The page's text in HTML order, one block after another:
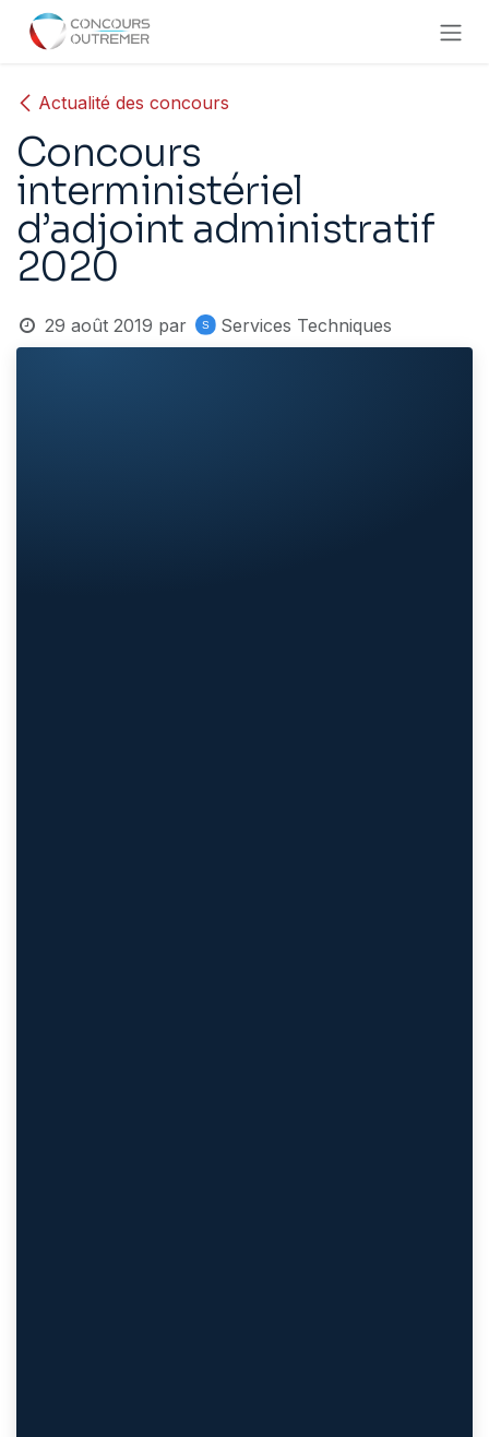
Se rendre au contenu
Actualité des concours
Concours
interministériel
d’adjoint administratif
2020
29 août 2019 par Services Techniques